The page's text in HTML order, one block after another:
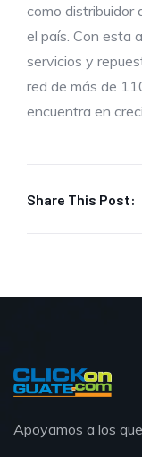
como distribuidor
el país. Con esta
servicios y
red de más de
encuentra en
Share This Post:
Apoyamos a los